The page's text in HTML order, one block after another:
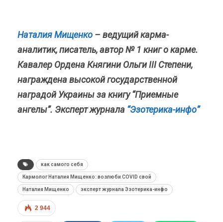
Наталия Мищенко – ведущий карма-
аналитик, писатель, автор № 1 книг о карме.
Кавалер Ордена Княгини Ольги III Степени,
награждена высокой государственной
наградой Украины за книгу “Приемные
ангелы”. Эксперт журнала “Эзотерика-инфо”
как самого себя
Кармолог Наталия Мищенко: возлюби COVID свой
Наталия Мищенко эксперт журнала Эзотерика-инфо
2 944